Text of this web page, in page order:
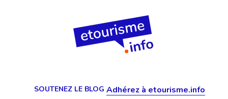
SOUTENEZ LE BLOG Adhérez à etourisme.info